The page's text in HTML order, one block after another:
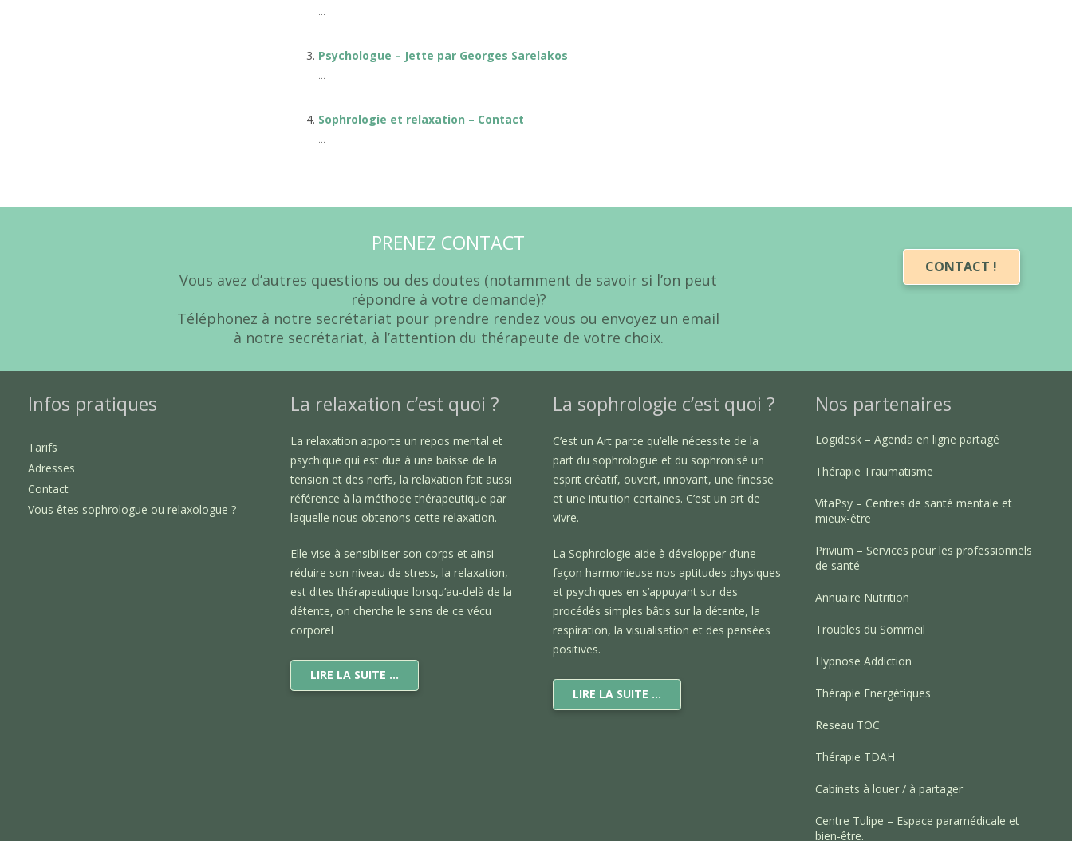
...
Psychologue – Jette par Georges Sarelakos
...
Sophrologie et relaxation – Contact
...
PRENEZ CONTACT
Vous avez d’autres questions ou des doutes (notamment de savoir si l’on peut
répondre à votre demande)?
Téléphonez à notre secrétariat pour prendre rendez vous ou envoyez un email
à notre secrétariat, à l’attention du thérapeute de votre choix.
CONTACT !
Infos pratiques
Tarifs
Adresses
Contact
Vous êtes sophrologue ou relaxologue ?
La relaxation c’est quoi ?
La relaxation apporte un repos mental et
psychique qui est due à une baisse de la
tension et des nerfs, la relaxation fait aussi
référence à la méthode thérapeutique par
laquelle nous obtenons cette relaxation.
Elle vise à sensibiliser son corps et ainsi
réduire son niveau de stress, la relaxation,
est dites thérapeutique lorsqu’au-delà de la
détente, on cherche le sens de ce vécu
corporel
LIRE LA SUITE …
La sophrologie c’est quoi ?
C’est un Art parce qu’elle nécessite de la
part du sophrologue et du sophronisé un
esprit créatif, ouvert, innovant, une finesse
et une intuition certaines. C’est un art de
vivre.
La Sophrologie aide à développer d’une
façon harmonieuse nos aptitudes physiques
et psychiques en s’appuyant sur des
procédés simples bâtis sur la détente, la
respiration, la visualisation et des pensées
positives.
LIRE LA SUITE …
Nos partenaires
Logidesk – Agenda en ligne partagé
Thérapie Traumatisme
VitaPsy – Centres de santé mentale et
mieux-être
Privium – Services pour les professionnels
de santé
Annuaire Nutrition
Troubles du Sommeil
Hypnose Addiction
Thérapie Energétiques
Reseau TOC
Thérapie TDAH
Cabinets à louer / à partager
Centre Tulipe – Espace paramédicale et
bien-être.